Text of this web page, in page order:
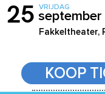
25 VRIJDAG
Fakkeltheater,
KOOP